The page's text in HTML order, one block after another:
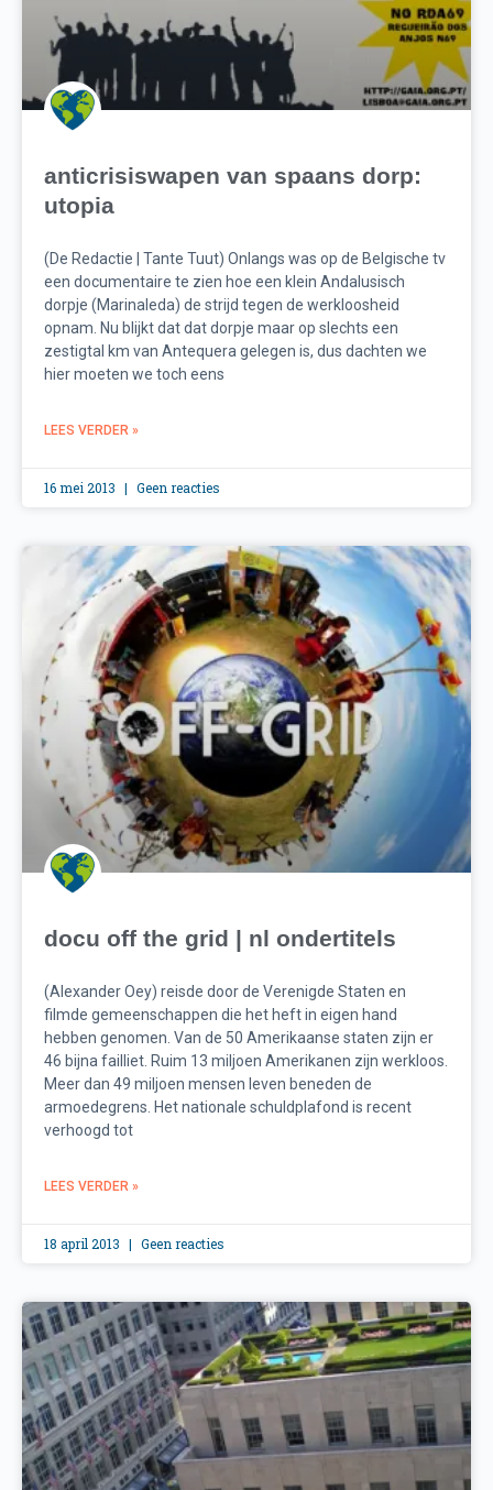
anticrisiswapen van spaans dorp:
utopia
(De Redactie | Tante Tuut) Onlangs was op de Belgische tv
een documentaire te zien hoe een klein Andalusisch
dorpje (Marinaleda) de strijd tegen de werkloosheid
opnam. Nu blijkt dat dat dorpje maar op slechts een
zestigtal km van Antequera gelegen is, dus dachten we
hier moeten we toch eens
LEES VERDER »
16 mei 2013 Geen reacties
docu off the grid | nl ondertitels
(Alexander Oey) reisde door de Verenigde Staten en
filmde gemeenschappen die het heft in eigen hand
hebben genomen. Van de 50 Amerikaanse staten zijn er
46 bijna failliet. Ruim 13 miljoen Amerikanen zijn werkloos.
Meer dan 49 miljoen mensen leven beneden de
armoedegrens. Het nationale schuldplafond is recent
verhoogd tot
LEES VERDER »
18 april 2013 Geen reacties